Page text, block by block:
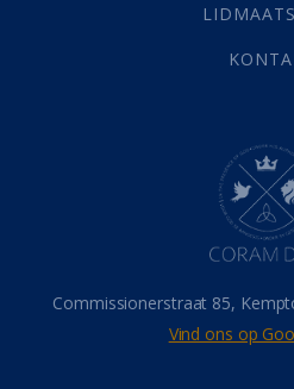
Werk(22)
(142)
Hemel (31)
Israel (14)
Millennium
Oordeelsdag
Verheerlikte
Wederkoms
Gebed(87)
Commissionerstraat 85,
Vind ons op